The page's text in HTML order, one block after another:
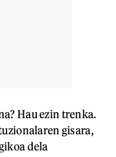
Hau ezin trenka.
gisara,
dela